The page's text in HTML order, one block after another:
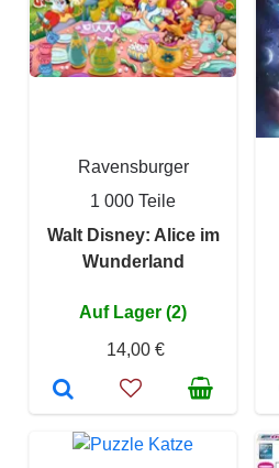
Ravensburger
1 000 Teile
Walt Disney: Alice im
Wunderland
Auf Lager (2)
14,00 €